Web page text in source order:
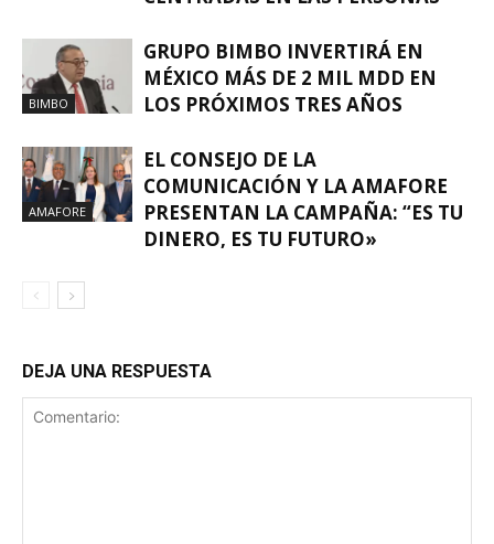
BIMBO
GRUPO BIMBO INVERTIRÁ EN
MÉXICO MÁS DE 2 MIL MDD EN
LOS PRÓXIMOS TRES AÑOS
AMAFORE
EL CONSEJO DE LA
COMUNICACIÓN Y LA AMAFORE
PRESENTAN LA CAMPAÑA: “ES TU
DINERO, ES TU FUTURO»
DEJA UNA RESPUESTA